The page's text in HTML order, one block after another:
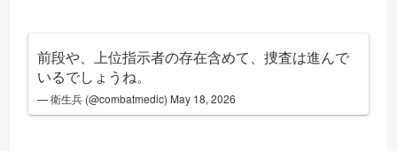
前段や、上位指示者の存在含めて、捜査は進んで
いるでしょうね。
— 衛生兵 (@combatmedic) May 18, 2026